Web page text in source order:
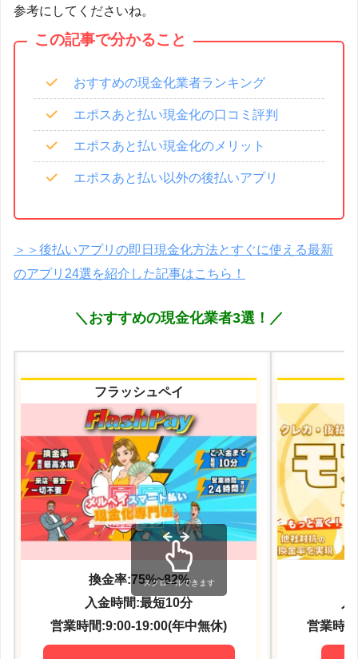
参考にしてくださいね。
この記事で分かること
おすすめの現金化業者ランキング
エポスあと払い現金化の口コミ評判
エポスあと払い現金化のメリット
エポスあと払い以外の後払いアプリ
＞＞後払いアプリの即日現金化方法とすぐに使える最新
のアプリ24選を紹介した記事はこちら！
＼おすすめの現金化業者3選！／
フラッシュペイ
換金率:75%~82%
入金時間:最短10分
営業時間:9:00-19:00(年中無休)
入
営業時
スクロールできます